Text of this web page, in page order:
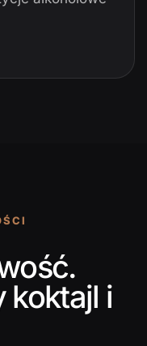
koktajl i